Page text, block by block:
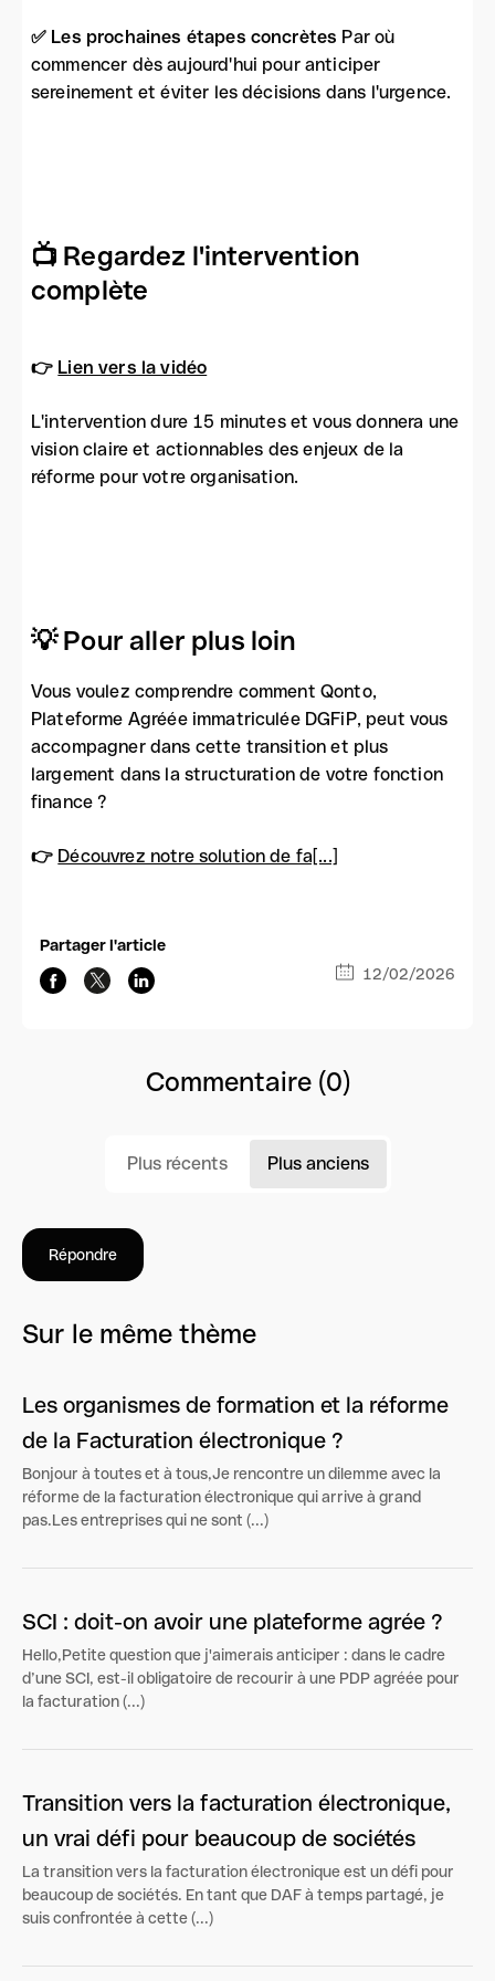
✅ Les prochaines étapes concrètes Par où
commencer dès aujourd'hui pour anticiper
sereinement et éviter les décisions dans l'urgence.
📺 Regardez l'intervention
complète
👉 Lien vers la vidéo
L'intervention dure 15 minutes et vous donnera une
vision claire et actionnables des enjeux de la
réforme pour votre organisation.
💡 Pour aller plus loin
Vous voulez comprendre comment Qonto,
Plateforme Agréée immatriculée DGFiP, peut vous
accompagner dans cette transition et plus
largement dans la structuration de votre fonction
finance ?
👉 Découvrez notre solution de fa[...]
Partager l'article
12/02/2026
Commentaire (0)
Plus récents Plus anciens
Répondre
Sur le même thème
Les organismes de formation et la réforme
de la Facturation électronique ?
Bonjour à toutes et à tous,Je rencontre un dilemme avec la
réforme de la facturation électronique qui arrive à grand
pas.Les entreprises qui ne sont (...)
SCI : doit-on avoir une plateforme agrée ?
Hello,Petite question que j'aimerais anticiper : dans le cadre
d’une SCI, est-il obligatoire de recourir à une PDP agréée pour
la facturation (...)
Transition vers la facturation électronique,
un vrai défi pour beaucoup de sociétés
​La transition vers la facturation électronique est un défi pour
beaucoup de sociétés. En tant que DAF à temps partagé, je
suis confrontée à cette (...)